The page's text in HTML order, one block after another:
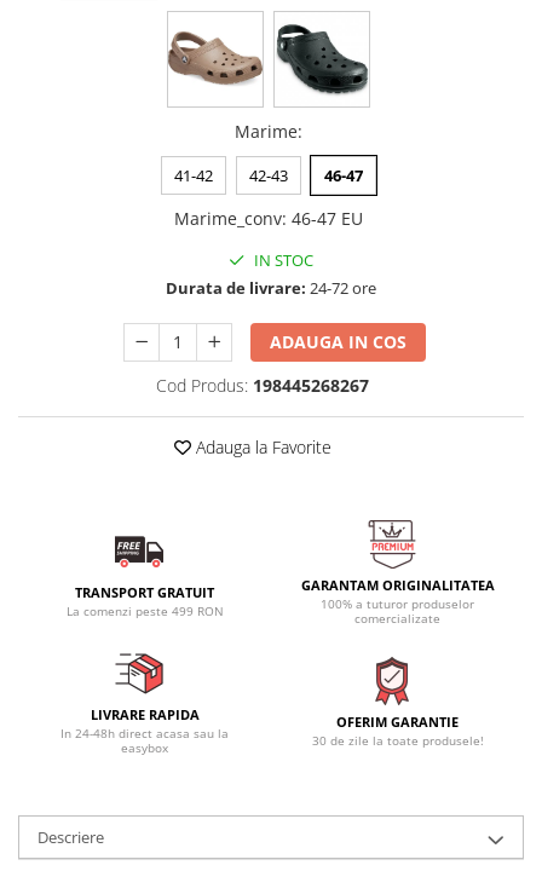
Marime:
41-42 42-43 46-47
Marime_conv: 46-47 EU
IN STOC
Durata de livrare: 24-72 ore
ADAUGA IN COS
Cod Produs: 198445268267
Adauga la Favorite
TRANSPORT GRATUIT
La comenzi peste 499 RON
GARANTAM ORIGINALITATEA
100% a tuturor produselor
comercializate
LIVRARE RAPIDA
In 24-48h direct acasa sau la
easybox
OFERIM GARANTIE
30 de zile la toate produsele!
Descriere